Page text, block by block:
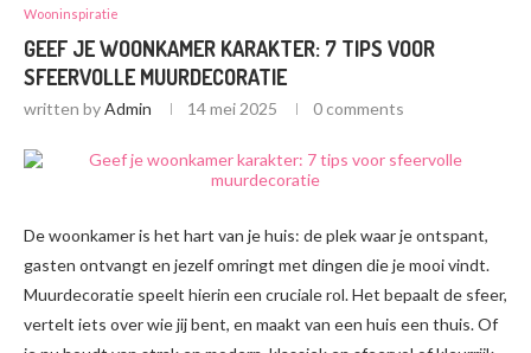
Wooninspiratie
GEEF JE WOONKAMER KARAKTER: 7 TIPS VOOR
SFEERVOLLE MUURDECORATIE
written byAdmin 14 mei 2025 0 comments
De woonkamer is het hart van je huis: de plek waar je ontspant,
gasten ontvangt en jezelf omringt met dingen die je mooi vindt.
Muurdecoratie speelt hierin een cruciale rol. Het bepaalt de sfeer,
vertelt iets over wie jij bent, en maakt van een huis een thuis. Of